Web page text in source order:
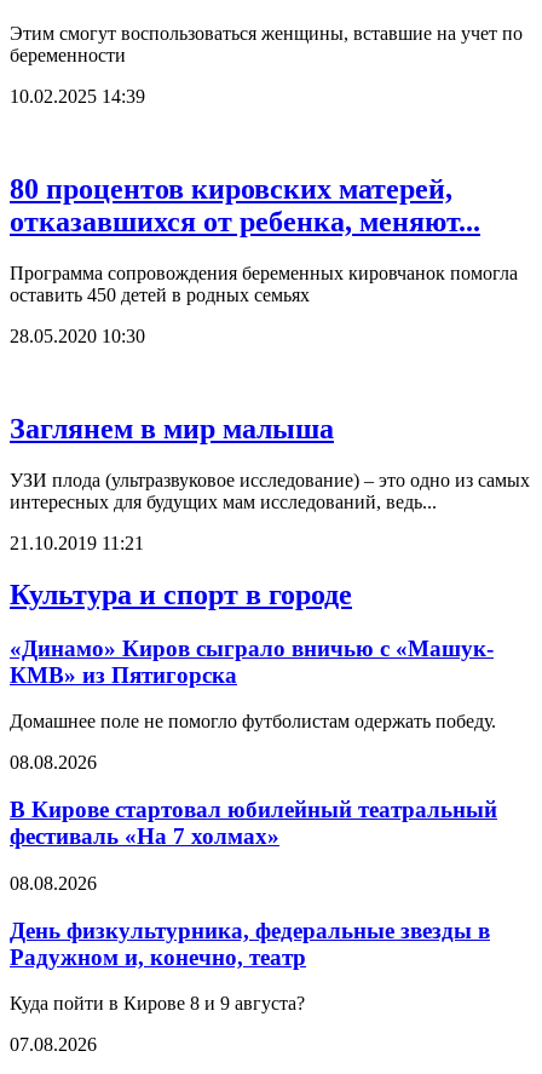
Этим смогут воспользоваться женщины, вставшие на учет по
беременности
10.02.2025 14:39
80 процентов кировских матерей,
отказавшихся от ребенка, меняют...
Программа сопровождения беременных кировчанок помогла
оставить 450 детей в родных семьях
28.05.2020 10:30
Заглянем в мир малыша
УЗИ плода (ультразвуковое исследование) – это одно из самых
интересных для будущих мам исследований, ведь...
21.10.2019 11:21
Культура и спорт в городе
«Динамо» Киров сыграло вничью с ​​​​«Машук-
КМВ» из Пятигорска
Домашнее поле не помогло футболистам одержать победу.
08.08.2026
В Кирове стартовал юбилейный театральный
фестиваль «На 7 холмах»
08.08.2026
День физкультурника, федеральные звезды в
Радужном и, конечно, театр
Куда пойти в Кирове 8 и 9 августа?
07.08.2026